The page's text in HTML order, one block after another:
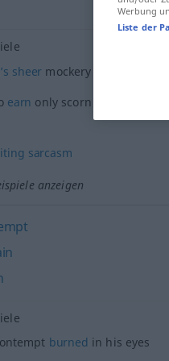
sheer mockery
earn only scorn and derision
sarcasm
anzeigen
burned in his eyes
Werbung
Liste der